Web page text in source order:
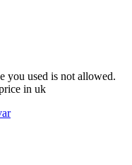
you used is not allowed.
in uk